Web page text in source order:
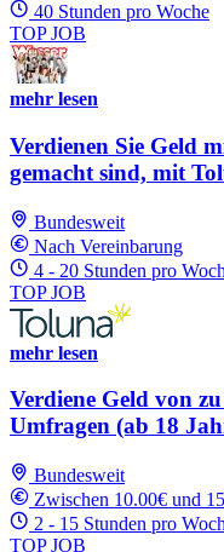
40 Stunden pro Woche
TOP JOB
mehr lesen
Verdienen Sie Geld
gemacht sind, mit
Bundesweit
Nach Vereinbarung
4 - 20 Stunden pro
TOP JOB
mehr lesen
Verdiene Geld von
Umfragen (ab 18
Bundesweit
Zwischen 10.00€ und
2 - 15 Stunden pro
TOP JOB